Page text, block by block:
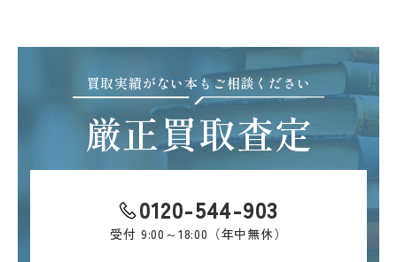
買取実績がない本もご相談ください
厳正買取査定
0120-544-903
受付 9:00～18:00（年中無休）